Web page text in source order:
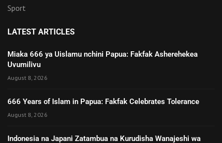
Sport
LATEST ARTICLES
Miaka 666 ya Uislamu nchini Papua: Fakfak Asherehekea
Uvumilivu
August 8, 2026
666 Years of Islam in Papua: Fakfak Celebrates Tolerance
August 8, 2026
Indonesia na Japani Zatambua na Kurudisha Wanajeshi wa